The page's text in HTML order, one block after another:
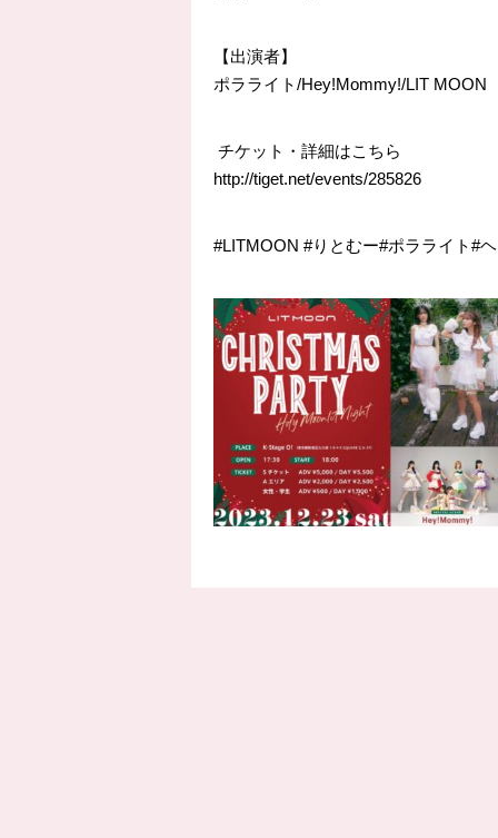
【出演者】
ポラライト/Hey!Mommy!/LIT MOON
チケット・詳細はこちら
http://tiget.net/events/285826
#LITMOON #りとむー#ポラライト#